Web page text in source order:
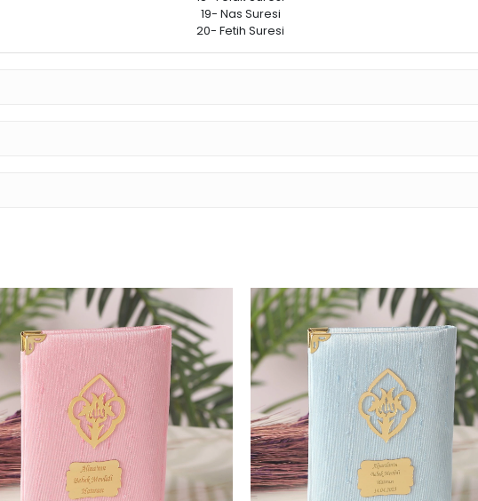
19- Nas Suresi
20- Fetih Suresi